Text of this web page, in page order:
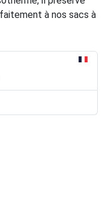
à nos sacs à